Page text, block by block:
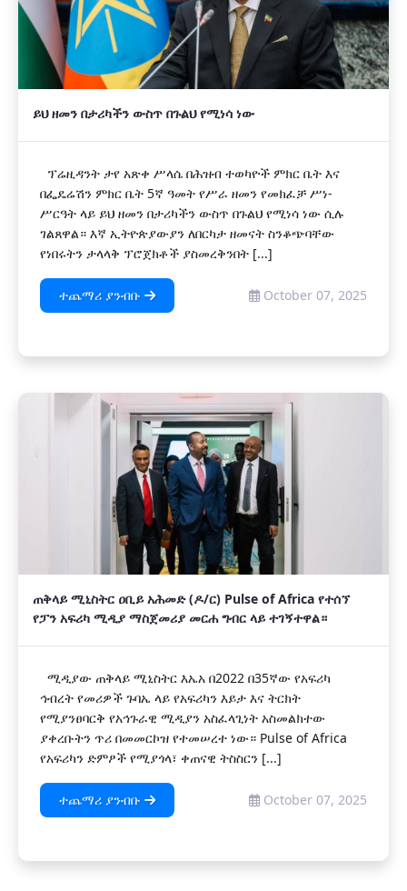
ይህ ዘመን በታሪካችን ውስጥ በጉልህ የሚነሳ ነው
ፕሬዚዳንት ታየ አጽቀ ሥላሴ በሕዝብ ተወካዮች ምክር ቤት እና
በፌዴሬሽን ምክር ቤት 5ኛ ዓመት የሥራ ዘመን የመክፈቻ ሥነ-
ሥርዓት ላይ ይህ ዘመን በታሪካችን ውስጥ በጉልህ የሚነሳ ነው ሲሉ
ገልጸዋል። እኛ ኢትዮጵያውያን ለበርካታ ዘመናት ስንቆጭባቸው
የነበሩትን ታላላቅ ፕሮጀክቶች ያስመረቅንበት [...]
ተጨማሪ ያንብቡ October 07, 2025
ጠቅላይ ሚኒስትር ዐቢይ አሕመድ (ዶ/ር) Pulse of Africa የተሰኘ
የፓን አፍሪካ ሚዲያ ማስጀመሪያ መርሐ ግብር ላይ ተገኝተዋል።
ሚዲያው ጠቅላይ ሚኒስትር እኤአ በ2022 በ35ኛው የአፍሪካ
ኅብረት የመሪዎች ጉባኤ ላይ የአፍሪካን እይታ እና ትርክት
የሚያንፀባርቅ የአኅጉራዊ ሚዲያን አስፈላጊነት አስመልክተው
ያቀረቡትን ጥሪ በመመርኮዝ የተመሠረተ ነው። Pulse of Africa
የአፍሪካን ድምፆች የሚያጎላ፣ ቀጠናዊ ትስስርን [...]
ተጨማሪ ያንብቡ October 07, 2025